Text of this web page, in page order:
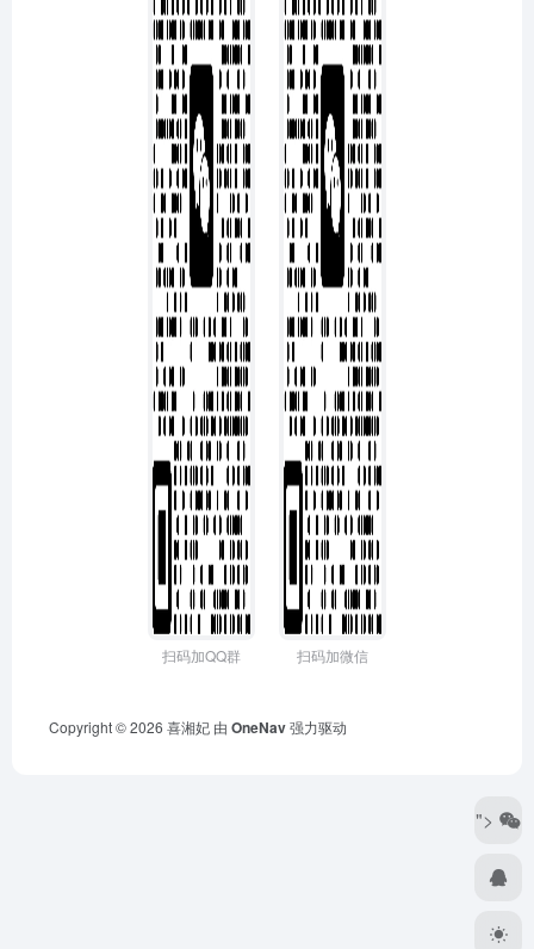
扫码加QQ群 扫码加微信
Copyright © 2026 喜湘妃 由 OneNav强力驱动
">